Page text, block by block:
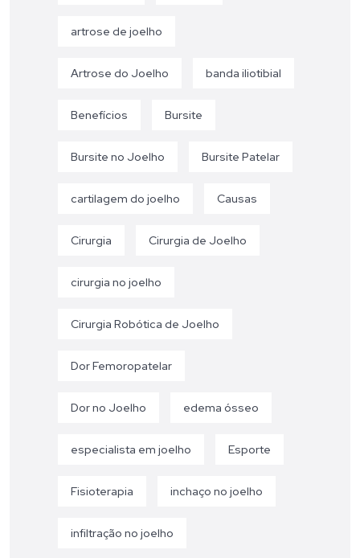
artrose de joelho
Artrose do Joelho banda iliotibial
Benefícios Bursite
Bursite no Joelho Bursite Patelar
cartilagem do joelho Causas
Cirurgia Cirurgia de Joelho
cirurgia no joelho
Cirurgia Robótica de Joelho
Dor Femoropatelar
Dor no Joelho edema ósseo
especialista em joelho Esporte
Fisioterapia inchaço no joelho
infiltração no joelho